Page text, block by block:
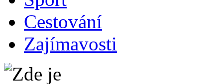
Cestování
Zajímavosti